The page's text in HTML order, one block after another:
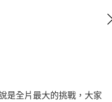
是全片最大的挑戰，大家